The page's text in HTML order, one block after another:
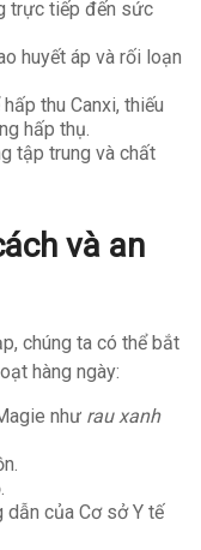
trực tiếp đến sức
huyết áp và rối loạn
thu Canxi, thiếu
hấp thụ.
tập trung và chất
và an
chúng ta có thể bắt
hàng ngày:
như rau xanh
của Cơ sở Y tế